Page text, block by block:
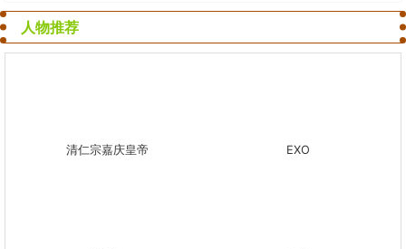
人物推荐
清仁宗嘉庆皇帝 EXO